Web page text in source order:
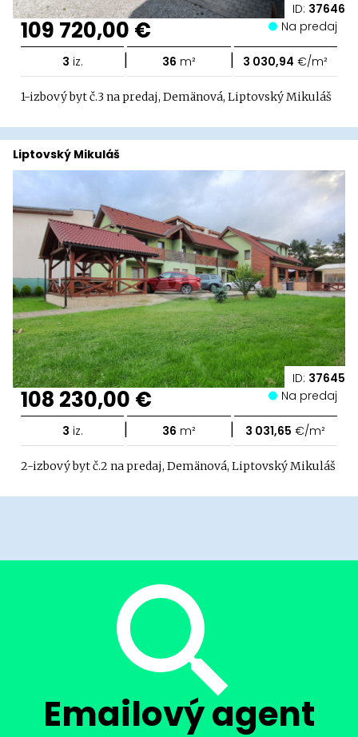
ID: 37646
109 720,00 € Na predaj
3 iz. | 36 m² | 3 030,94 €/m²
1-izbový byt č.3 na predaj, Demänová, Liptovský Mikuláš
ID: 37645
Liptovský Mikuláš
108 230,00 € Na predaj
3 iz. | 36 m² | 3 031,65 €/m²
2-izbový byt č.2 na predaj, Demänová, Liptovský Mikuláš
Emailový agent